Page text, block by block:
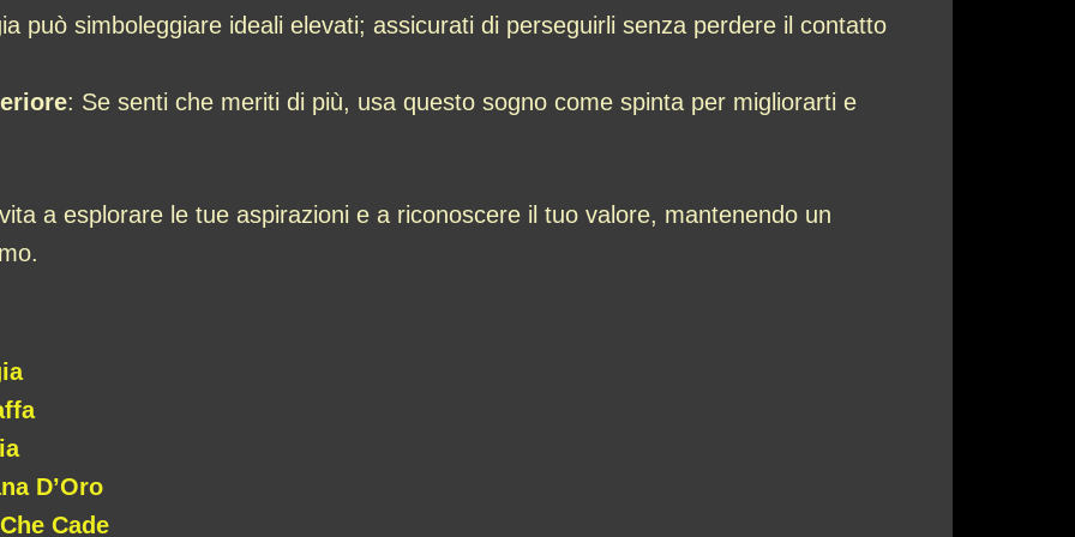
può simboleggiare ideali elevati; assicurati di perseguirli senza perdere il contatto
: Se senti che meriti di più, usa questo sogno come spinta per migliorarti e
a esplorare le tue aspirazioni e a riconoscere il tuo valore, mantenendo un
D’Oro
Cade